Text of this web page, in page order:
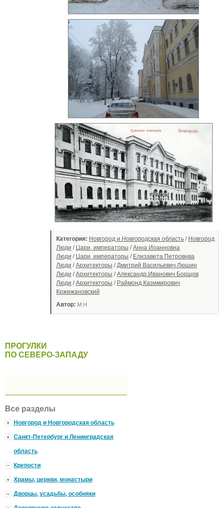
Категория: Новгород и Новгородская область / Новгород
Люди / Цари, императоры /Анна Иоанновна
Люди / Цари, императоры / Елизавета Петровнва
Люди /Архитекторы /Дмитрий Васильевич Люшин
Люди /Архитекторы /Александр Иванович Борщов
Люди /Архитекторы / Раймонд Казимирович
Кржижановский
Автор: М.Н.
ПРОГУЛКИ
ПО СЕВЕРО-ЗАПАДУ
Все разделы
Новгород и Новгородская область
Санкт-Петербург и Ленинградская
область
Крепости
Храмы, церкви, монастыри
Дворцы, усадьбы, особняки